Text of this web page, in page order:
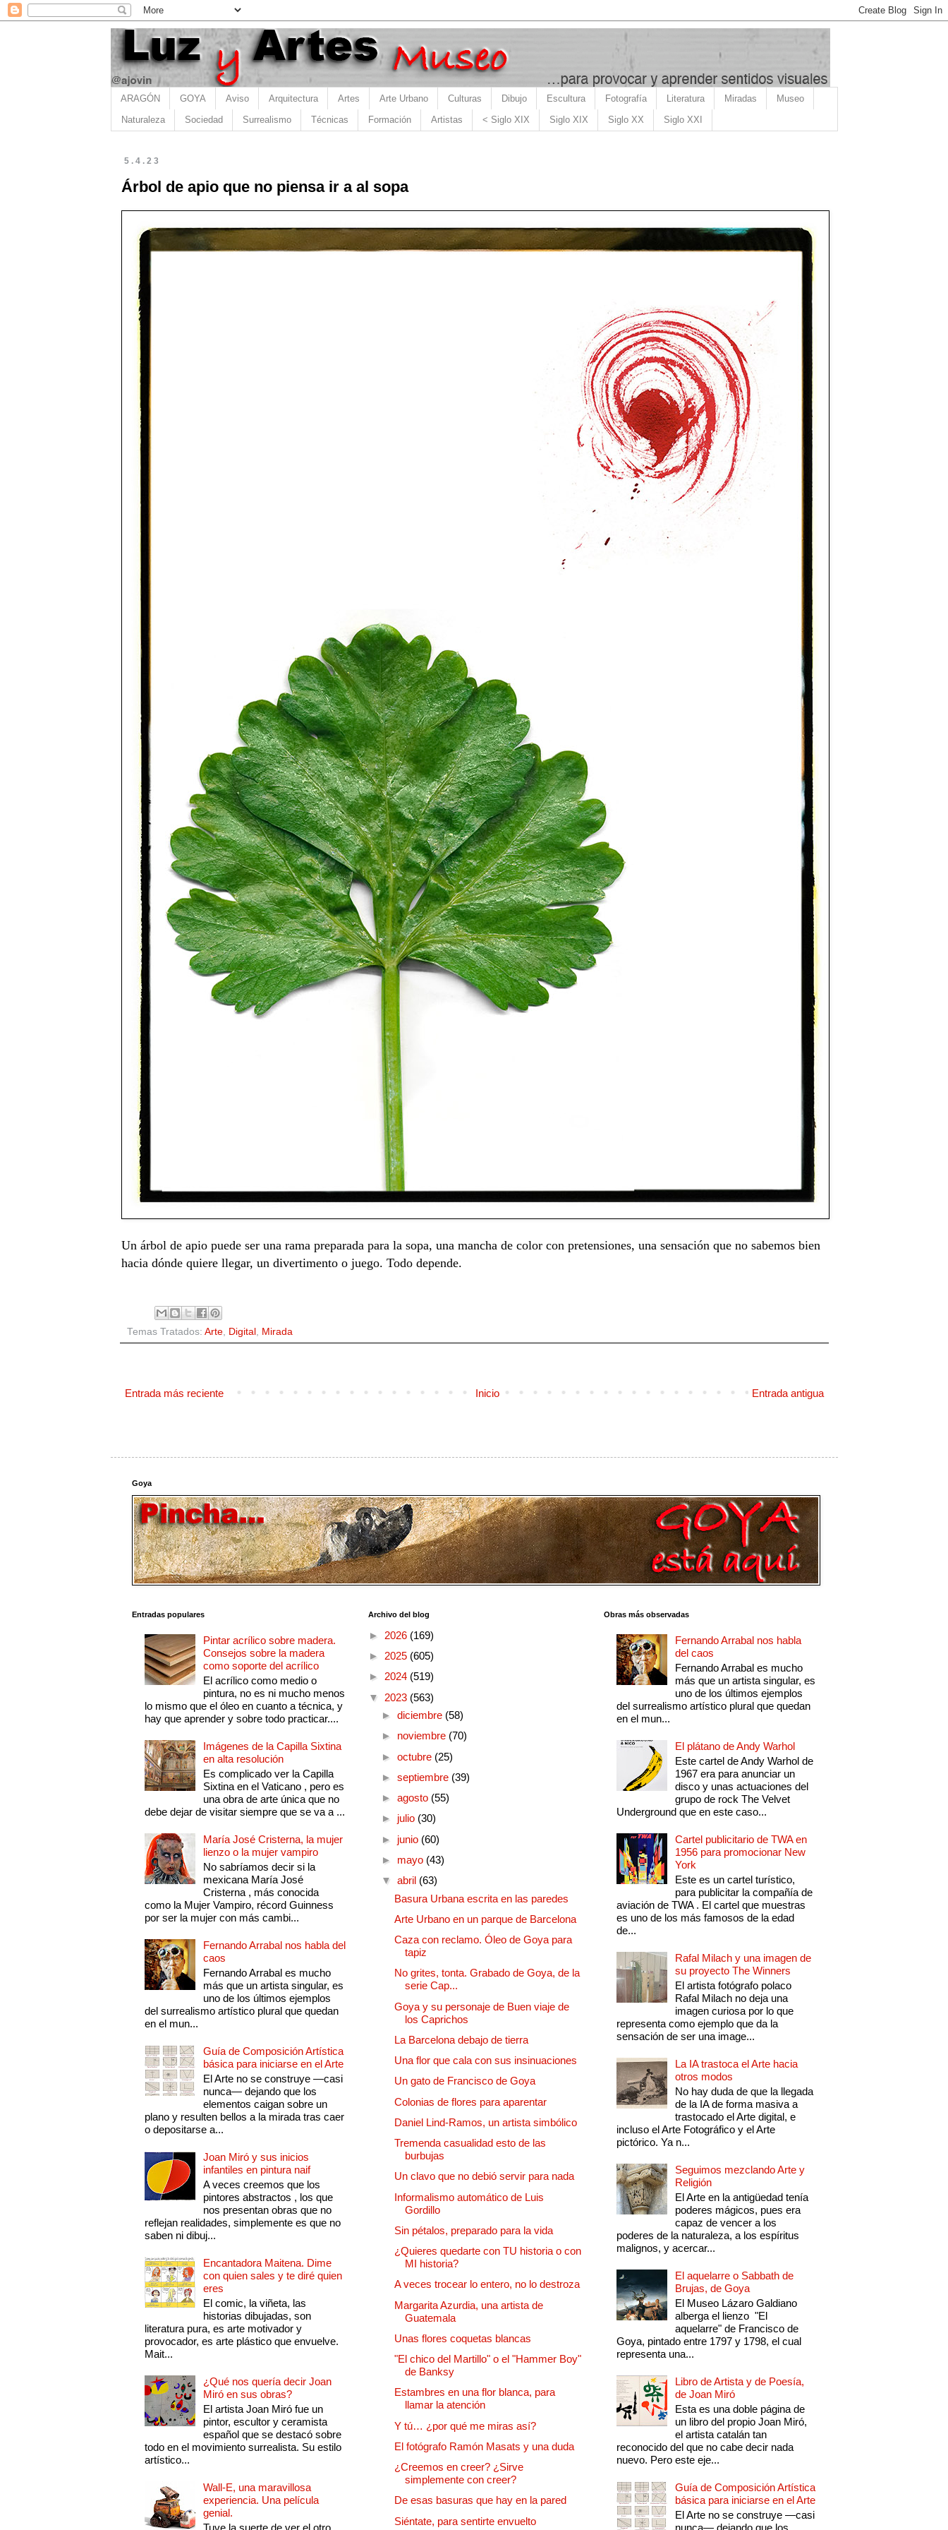
ARAGÓN GOYA Aviso Arquitectura Artes Arte Urbano Culturas Dibujo Escultura Fotografía Literatura Miradas Museo
Naturaleza Sociedad Surrealismo Técnicas Formación Artistas < Siglo XIX Siglo XIX Siglo XX Siglo XXI
5.4.23
Árbol de apio que no piensa ir a al sopa
Un árbol de apio puede ser una rama preparada para la sopa, una mancha de color con pretensiones, una sensación que no sabemos bien
hacia dónde quiere llegar, un divertimento o juego. Todo depende.
Temas Tratados: Arte, Digital , Mirada
Entrada más reciente Entrada antigua
Inicio
Goya
Entradas populares
Pintar acrílico sobre madera.
Consejos sobre la madera
como soporte del acrílico
El acrílico como medio o
pintura, no es ni mucho menos
lo mismo que el óleo en cuanto a técnica, y
hay que aprender y sobre todo practicar....
Imágenes de la Capilla Sixtina
en alta resolución
Es complicado ver la Capilla
Sixtina en el Vaticano , pero es
una obra de arte única que no
debe dejar de visitar siempre que se va a ...
María José Cristerna, la mujer
lienzo o la mujer vampiro
No sabríamos decir si la
mexicana María José
Cristerna , más conocida
como la Mujer Vampiro, récord Guinness
por ser la mujer con más cambi...
Fernando Arrabal nos habla del
caos
Fernando Arrabal es mucho
más que un artista singular, es
uno de los últimos ejemplos
del surrealismo artístico plural que quedan
en el mun...
Guía de Composición Artística
básica para iniciarse en el Arte
El Arte no se construye —casi
nunca— dejando que los
elementos caigan sobre un
plano y resulten bellos a la mirada tras caer
o depositarse a...
Joan Miró y sus inicios
infantiles en pintura naif
A veces creemos que los
pintores abstractos , los que
nos presentan obras que no
reflejan realidades, simplemente es que no
saben ni dibuj...
Encantadora Maitena. Dime
con quien sales y te diré quien
eres
El comic, la viñeta, las
historias dibujadas, son
literatura pura, es arte motivador y
provocador, es arte plástico que envuelve.
Mait...
¿Qué nos quería decir Joan
Miró en sus obras?
El artista Joan Miró fue un
pintor, escultor y ceramista
español que se destacó sobre
todo en el movimiento surrealista. Su estilo
artístico...
Wall-E, una maravillosa
experiencia. Una película
genial.
Tuve la suerte de ver el otro
Archivo del blog
► 2026 (169)
► 2025 (605)
► 2024 (519)
▼ 2023 (563)
► diciembre (58)
► noviembre (70)
► octubre (25)
► septiembre (39)
► agosto (55)
► julio (30)
► junio (60)
► mayo (43)
▼ abril (63)
Basura Urbana escrita en las paredes
Arte Urbano en un parque de Barcelona
Caza con reclamo. Óleo de Goya para
tapiz
No grites, tonta. Grabado de Goya, de la
serie Cap...
Goya y su personaje de Buen viaje de
los Caprichos
La Barcelona debajo de tierra
Una flor que cala con sus insinuaciones
Un gato de Francisco de Goya
Colonias de flores para aparentar
Daniel Lind-Ramos, un artista simbólico
Tremenda casualidad esto de las
burbujas
Un clavo que no debió servir para nada
Informalismo automático de Luis
Gordillo
Sin pétalos, preparado para la vida
¿Quieres quedarte con TU historia o con
MI historia?
A veces trocear lo entero, no lo destroza
Margarita Azurdia, una artista de
Guatemala
Unas flores coquetas blancas
"El chico del Martillo" o el "Hammer Boy"
de Banksy
Estambres en una flor blanca, para
llamar la atención
Y tú… ¿por qué me miras así?
El fotógrafo Ramón Masats y una duda
¿Creemos en creer? ¿Sirve
simplemente con creer?
De esas basuras que hay en la pared
Siéntate, para sentirte envuelto
Obras más observadas
Fernando Arrabal nos habla
del caos
Fernando Arrabal es mucho
más que un artista singular, es
uno de los últimos ejemplos
del surrealismo artístico plural que quedan
en el mun...
El plátano de Andy Warhol
Este cartel de Andy Warhol de
1967 era para anunciar un
disco y unas actuaciones del
grupo de rock The Velvet
Underground que en este caso...
Cartel publicitario de TWA en
1956 para promocionar New
York
Este es un cartel turístico,
para publicitar la compañía de
aviación de TWA . El cartel que muestras
es uno de los más famosos de la edad
de...
Rafal Milach y una imagen de
su proyecto The Winners
El artista fotógrafo polaco
Rafal Milach no deja una
imagen curiosa por lo que
representa como ejemplo que da la
sensación de ser una image...
La IA trastoca el Arte hacia
otros modos
No hay duda de que la llegada
de la IA de forma masiva a
trastocado el Arte digital, e
incluso el Arte Fotográfico y el Arte
pictórico. Ya n...
Seguimos mezclando Arte y
Religión
El Arte en la antigüedad tenía
poderes mágicos, pues era
capaz de vencer a los
poderes de la naturaleza, a los espíritus
malignos, y acercar...
El aquelarre o Sabbath de
Brujas, de Goya
El Museo Lázaro Galdiano
alberga el lienzo "El
aquelarre" de Francisco de
Goya, pintado entre 1797 y 1798, el cual
representa una...
Libro de Artista y de Poesía,
de Joan Miró
Esta es una doble página de
un libro del propio Joan Miró,
el artista catalán tan
reconocido del que no cabe decir nada
nuevo. Pero este eje...
Guía de Composición Artística
básica para iniciarse en el Arte
El Arte no se construye —casi
nunca— dejando que los